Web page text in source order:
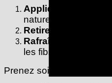
Appliquez à sec :
naturel.
Retirez les résidus :
Rafraîchissement :
les fibres.
Prenez soin de votre